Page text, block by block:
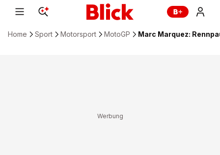
Home Sport Motorsport MotoGP Marc Marquez: